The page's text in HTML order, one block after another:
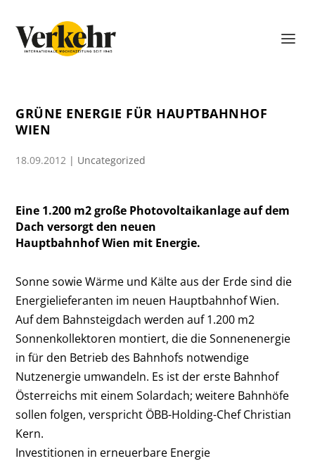
GRÜNE ENERGIE FÜR HAUPTBAHNHOF
WIEN
18.09.2012 | Uncategorized
Eine 1.200 m2 große Photovoltaikanlage auf dem
Dach versorgt den neuen
Hauptbahnhof Wien mit Energie.
Sonne sowie Wärme und Kälte aus der Erde sind die
Energielieferanten im neuen Hauptbahnhof Wien.
Auf dem Bahnsteigdach werden auf 1.200 m2
Sonnenkollektoren montiert, die die Sonnenenergie
in für den Betrieb des Bahnhofs notwendige
Nutzenergie umwandeln. Es ist der erste Bahnhof
Österreichs mit einem Solardach; weitere Bahnhöfe
sollen folgen, verspricht ÖBB-Holding-Chef Christian
Kern.
Investitionen in erneuerbare Energie